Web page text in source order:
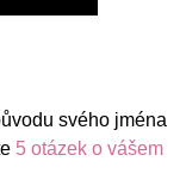
svého jména
5 otázek o vášem